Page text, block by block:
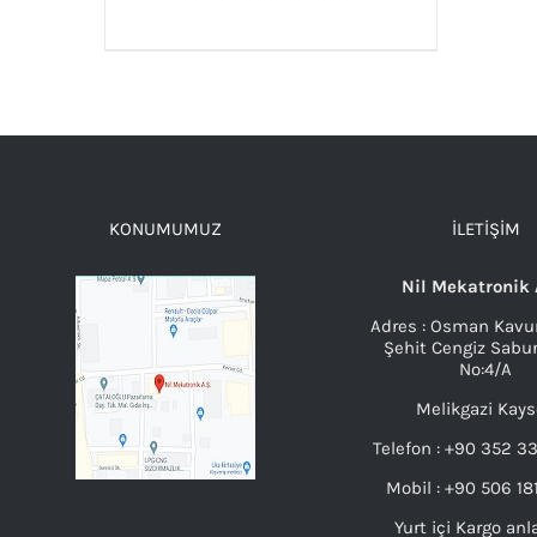
KONUMUMUZ İLETIŞIM
Nil Mekatronik
Adres : Osman
Şehit Cengiz
No:4/A
Melikgazi
Telefon : +90 352
Mobil : +90 506
Yurt içi Kargo